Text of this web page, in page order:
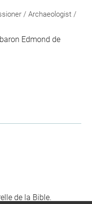
/ Archaeologist /
Edmond de
de la Bible.